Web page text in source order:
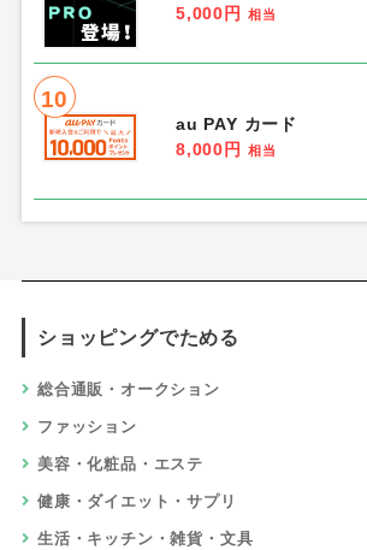
5,000円
相当
10
au PAY カード
8,000円
相当
ショッピングでためる
総合通販・オークション
ファッション
美容・化粧品・エステ
健康・ダイエット・サプリ
生活・キッチン・雑貨・文具